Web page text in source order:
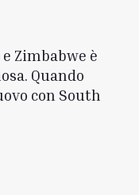
Zimbabwe è
Quando
con South